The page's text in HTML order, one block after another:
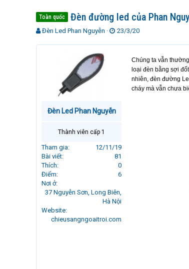
Toàn quốc Đèn đường led của Phan
T
Đèn Led Phan Nguyễn
N
23/3/20
Đèn Led Phan Nguyễn
Thành viên cấp 1
Tham gia
12/11/19
Bài viết
81
Thích
0
Điểm
6
Nơi ở
37 Nguyễn Sơn, Long Biên,
Hà Nội
Website
chieusangngoaitroi.com
Chúng ta vẫn
loại đèn bằng sợi
nhiên, đèn đường
cháy mà vẫn chưa